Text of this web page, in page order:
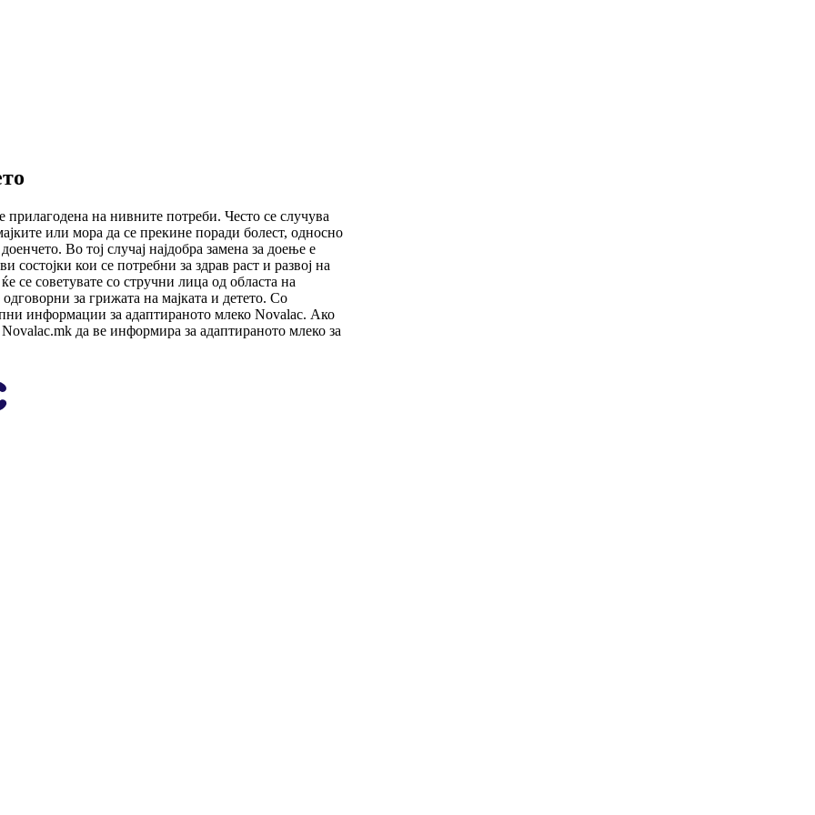
прилагодена на нивните потреби. Често се случува
или мора да се прекине поради болест, односно
Во тој случај најдобра замена за доење е
кои се потребни за здрав раст и развој на
се советувате со стручни лица од областа на
за грижата на мајката и детето. Со
информации за адаптираното млеко Novalac. Ако
да ве информира за адаптираното млеко за